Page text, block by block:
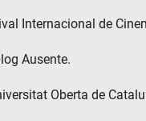
Internacional de
Ausente.
Oberta de